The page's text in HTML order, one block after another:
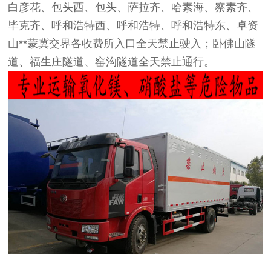
白彦花、包头西、包头、萨拉齐、哈素海、察素齐、
毕克齐、呼和浩特西、呼和浩特、呼和浩特东、卓资
山**蒙冀交界各收费所入口全天禁止驶入；卧佛山隧
道、福生庄隧道、窑沟隧道全天禁止通行。